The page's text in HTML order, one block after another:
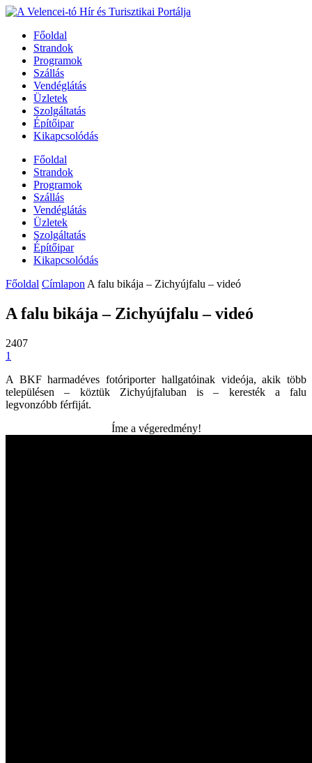
Főoldal
Strandok
Programok
Szállás
Vendéglátás
Üzletek
Szolgáltatás
Építőipar
Kikapcsolódás
Főoldal
Strandok
Programok
Szállás
Vendéglátás
Üzletek
Szolgáltatás
Építőipar
Kikapcsolódás
Főoldal Címlapon A falu bikája – Zichyújfalu – videó
A falu bikája – Zichyújfalu – videó
2407
1
A BKF harmadéves fotóriporter hallgatóinak videója, akik több
településen – köztük Zichyújfaluban is – keresték a falu
legvonzóbb férfiját.
Íme a végeredmény!